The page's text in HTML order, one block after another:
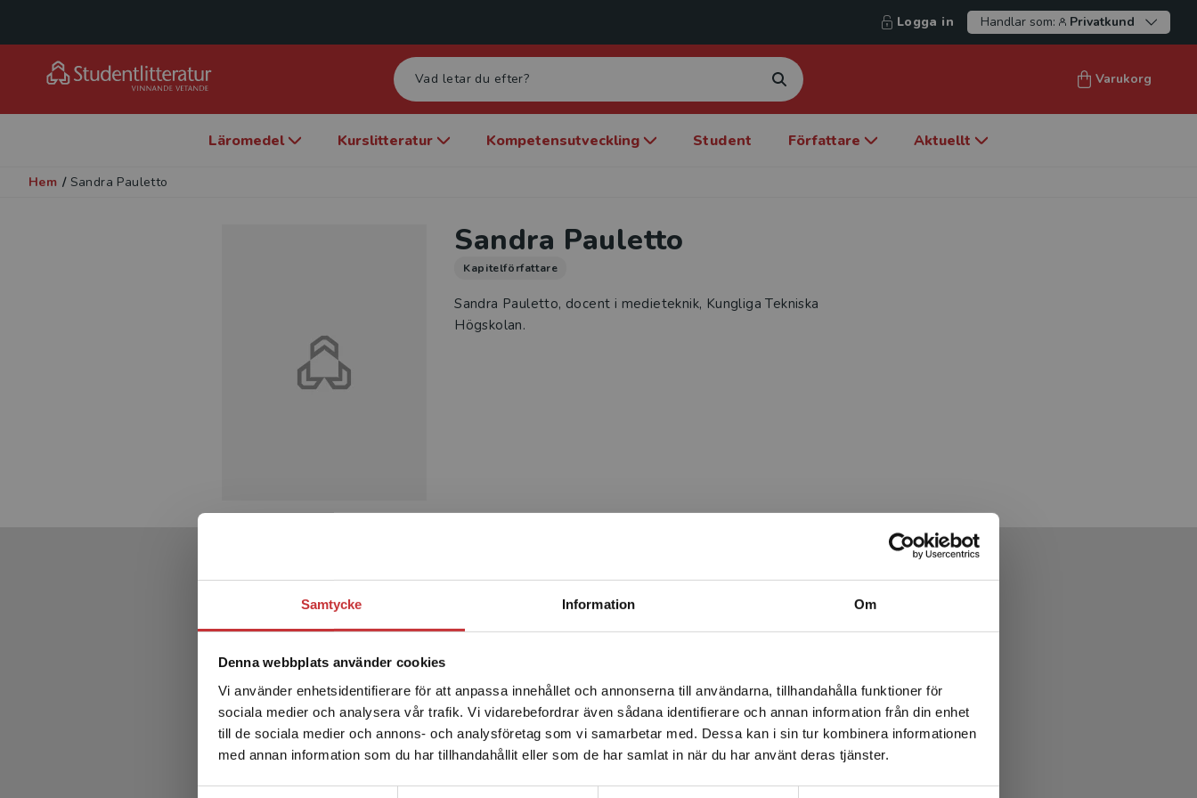
Samtycke Information Om
Denna webbplats använder cookies
Vi använder enhetsidentifierare för att anpassa innehållet och annonserna till användarna, tillhandahålla funktioner för
sociala medier och analysera vår trafik. Vi vidarebefordrar även sådana identifierare och annan information från din enhet
till de sociala medier och annons- och analysföretag som vi samarbetar med. Dessa kan i sin tur kombinera informationen
med annan information som du har tillhandahållit eller som de har samlat in när du har använt deras tjänster.
Begränsad fraktregion
Det verkar som att du besöker studentlitteratur.se via en
enhet utanför Sverige. Vi erbjuder inte leveranser utanför
Sverige. För att kunna slutföra ett köp måste
leveransadressen vara i Sverige.Läs mer
Logga in Handlar som: Privatkund
Varukorg
Läromedel Kurslitteratur Kompetensutveckling Student Författare Aktuellt
Hem / Sandra Pauletto
Sandra Pauletto
Kapitelförfattare
Sandra Pauletto, docent i medieteknik, Kungliga Tekniska
Högskolan.
Produkter